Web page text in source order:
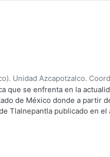
Unidad Azcapotzalco.
Flores, Enya Kassandra;Díaz
que se enfrenta en la
de México donde a partir
Tlalnepantla publicado en el